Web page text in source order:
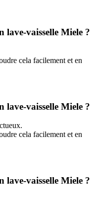
lave-vaisselle Miele ?
cela facilement et en
lave-vaisselle Miele ?
cela facilement et en
lave-vaisselle Miele ?